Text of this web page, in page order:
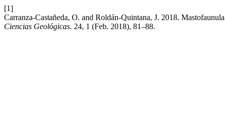
[1]
Carranza-Castañeda, O. and Roldán-Quintana, J. 2018.
Ciencias Geológicas. 24, 1 (Feb. 2018), 81–88.